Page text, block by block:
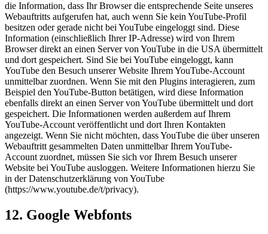
die Information, dass Ihr Browser die entsprechende Seite unseres
Webauftritts aufgerufen hat, auch wenn Sie kein YouTube-Profil
besitzen oder gerade nicht bei YouTube eingeloggt sind. Diese
Information (einschließlich Ihrer IP‑Adresse) wird von Ihrem
Browser direkt an einen Server von YouTube in die USA übermittelt
und dort gespeichert. Sind Sie bei YouTube eingeloggt, kann
YouTube den Besuch unserer Website Ihrem YouTube‑Account
unmittelbar zuordnen. Wenn Sie mit den Plugins interagieren, zum
Beispiel den YouTube‑Button betätigen, wird diese Information
ebenfalls direkt an einen Server von YouTube übermittelt und dort
gespeichert. Die Informationen werden außerdem auf Ihrem
YouTube‑Account veröffentlicht und dort Ihren Kontakten
angezeigt. Wenn Sie nicht möchten, dass YouTube die über unseren
Webauftritt gesammelten Daten unmittelbar Ihrem YouTube-
Account zuordnet, müssen Sie sich vor Ihrem Besuch unserer
Website bei YouTube ausloggen. Weitere Informationen hierzu Sie
in der Datenschutzerklärung von YouTube
(https://www.youtube.de/t/privacy).
12. Google Webfonts